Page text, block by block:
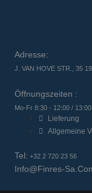
Adresse:
J. VAN HOVE STR., 35
Öffnungszeiten :
Mo-Fr 8:30 - 12:00 /
Lieferung
Allgemeine
Tel: +32 2 720 23 56
Info@finres-